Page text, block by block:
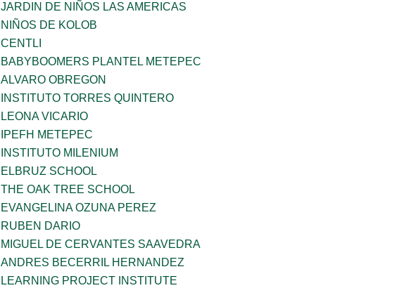
JARDIN DE NIÑOS LAS AMERICAS
NIÑOS DE KOLOB
CENTLI
BABYBOOMERS PLANTEL METEPEC
ALVARO OBREGON
INSTITUTO TORRES QUINTERO
LEONA VICARIO
IPEFH METEPEC
INSTITUTO MILENIUM
ELBRUZ SCHOOL
THE OAK TREE SCHOOL
EVANGELINA OZUNA PEREZ
RUBEN DARIO
MIGUEL DE CERVANTES SAAVEDRA
ANDRES BECERRIL HERNANDEZ
LEARNING PROJECT INSTITUTE